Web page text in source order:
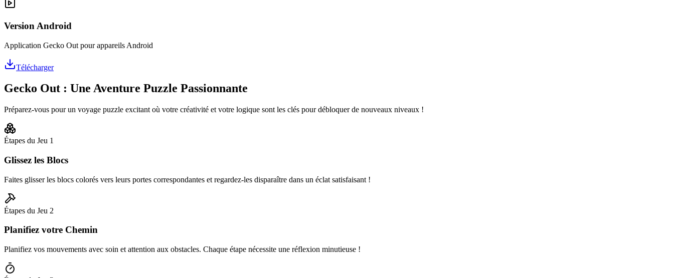
Version Android
Application Gecko Out pour appareils Android
Télécharger
Gecko Out : Une Aventure Puzzle Passionnante
Préparez-vous pour un voyage puzzle excitant où votre créativité et votre logique sont les clés pour débloquer de nouveaux niveaux !
Étapes du Jeu 1
Glissez les Blocs
Faites glisser les blocs colorés vers leurs portes correspondantes et regardez-les disparaître dans un éclat satisfaisant !
Étapes du Jeu 2
Planifiez votre Chemin
Planifiez vos mouvements avec soin et attention aux obstacles. Chaque étape nécessite une réflexion minutieuse !